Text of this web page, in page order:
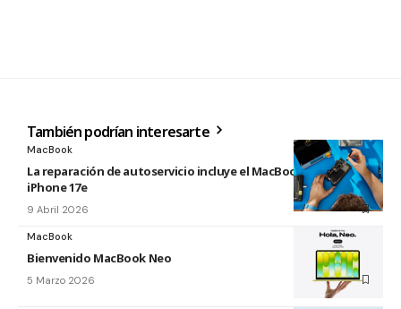
También podrían interesarte
MacBook
La reparación de autoservicio incluye el MacBook Neo y
iPhone 17e
9 Abril 2026
MacBook
Bienvenido MacBook Neo
5 Marzo 2026